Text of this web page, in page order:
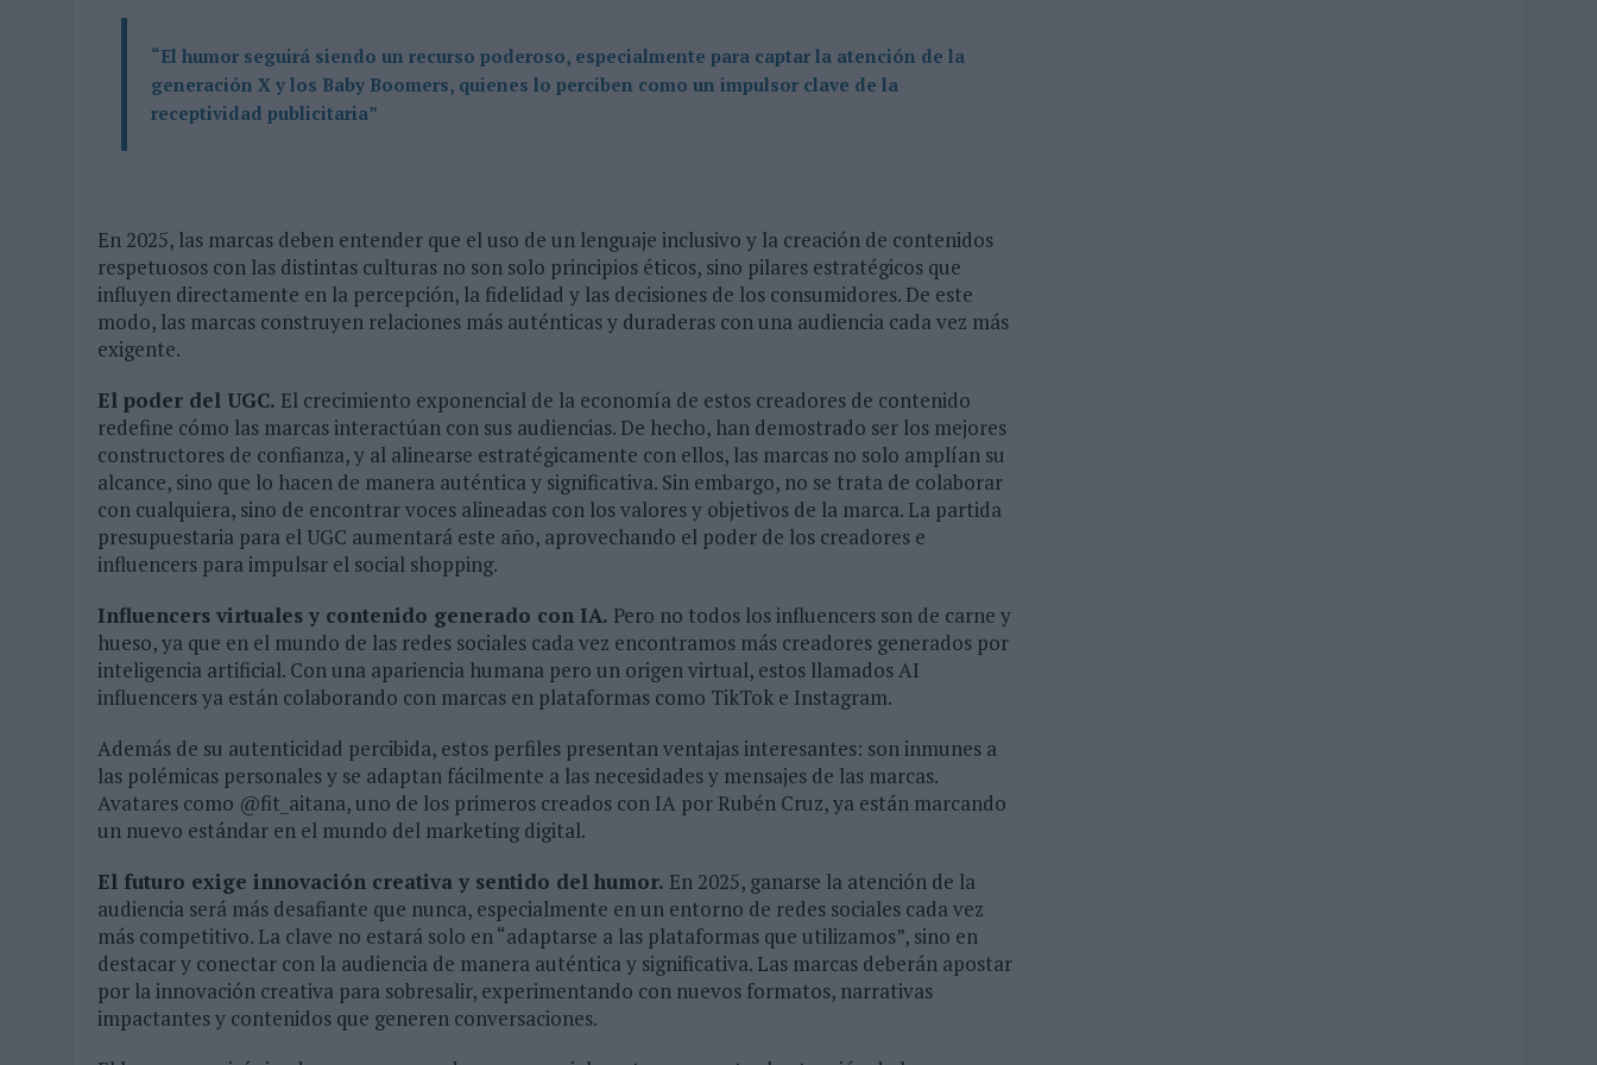
“El humor seguirá siendo un recurso poderoso, especialmente para captar la atención de la
generación X y los Baby Boomers, quienes lo perciben como un impulsor clave de la
receptividad publicitaria”
En 2025, las marcas deben entender que el uso de un lenguaje inclusivo y la creación de contenidos
respetuosos con las distintas culturas no son solo principios éticos, sino pilares estratégicos que
influyen directamente en la percepción, la fidelidad y las decisiones de los consumidores. De este
modo, las marcas construyen relaciones más auténticas y duraderas con una audiencia cada vez más
exigente.
El poder del UGC. El crecimiento exponencial de la economía de estos creadores de contenido
redefine cómo las marcas interactúan con sus audiencias. De hecho, han demostrado ser los mejores
constructores de confianza, y al alinearse estratégicamente con ellos, las marcas no solo amplían su
alcance, sino que lo hacen de manera auténtica y significativa. Sin embargo, no se trata de colaborar
con cualquiera, sino de encontrar voces alineadas con los valores y objetivos de la marca. La partida
presupuestaria para el UGC aumentará este año, aprovechando el poder de los creadores e
influencers para impulsar el social shopping.
Influencers virtuales y contenido generado con IA. Pero no todos los influencers son de carne y
hueso, ya que en el mundo de las redes sociales cada vez encontramos más creadores generados por
inteligencia artificial. Con una apariencia humana pero un origen virtual, estos llamados AI
influencers ya están colaborando con marcas en plataformas como TikTok e Instagram.
Además de su autenticidad percibida, estos perfiles presentan ventajas interesantes: son inmunes a
las polémicas personales y se adaptan fácilmente a las necesidades y mensajes de las marcas.
Avatares como @fit_aitana, uno de los primeros creados con IA por Rubén Cruz, ya están marcando
un nuevo estándar en el mundo del marketing digital.
El futuro exige innovación creativa y sentido del humor. En 2025, ganarse la atención de la
audiencia será más desafiante que nunca, especialmente en un entorno de redes sociales cada vez
más competitivo. La clave no estará solo en “adaptarse a las plataformas que utilizamos”, sino en
destacar y conectar con la audiencia de manera auténtica y significativa. Las marcas deberán apostar
por la innovación creativa para sobresalir, experimentando con nuevos formatos, narrativas
impactantes y contenidos que generen conversaciones.